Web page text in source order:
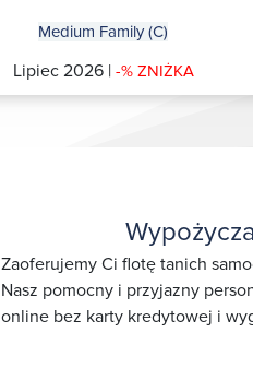
Medium Family (C)
Lipiec 2026 | -% ZNIŻKA
Zaoferujemy Ci flotę tanich
Nasz pomocny i przyjazny
online bez karty kredytowej i